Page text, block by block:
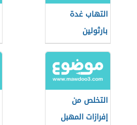
التهاب غدة
بارثولين
التخلص من
إفرازات المهبل